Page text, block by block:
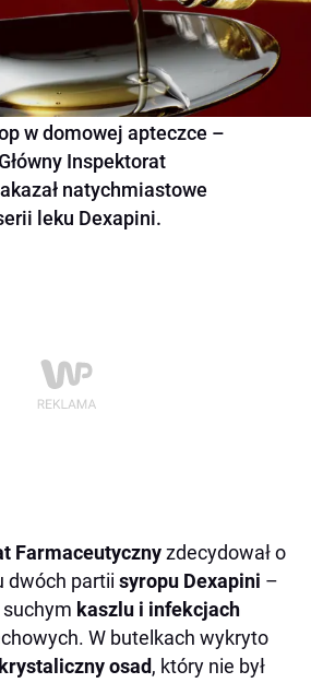
w domowej apteczce –
Inspektorat
natychmiastowe
leku Dexapini.
Farmaceutycznyzdecydował o
dwóch partii syropu Dexapini –
kaszlu i infekcjach
W butelkach wykryto
osad, który nie był